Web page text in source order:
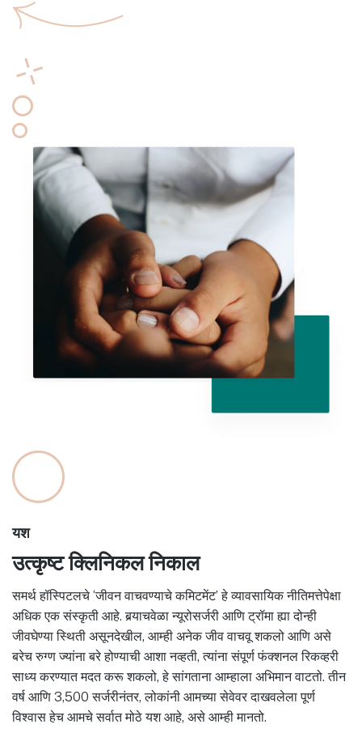
यश
उत्कृष्ट क्लिनिकल निकाल
समर्थ हॉस्पिटलचे ‘जीवन वाचवण्याचे कमिटमेंट’ हे व्यावसायिक नीतिमत्तेपेक्षा
अधिक एक संस्कृती आहे. बर्‍याचवेळा न्यूरोसर्जरी आणि ट्रॉमा ह्या दोन्ही
जीवघेण्या स्थिती असूनदेखील, आम्ही अनेक जीव वाचवू शकलो आणि असे
बरेच रुग्ण ज्यांना बरे होण्याची आशा नव्हती, त्यांना संपूर्ण फंक्शनल रिकव्हरी
साध्य करण्यात मदत करू शकलो, हे सांगताना आम्हाला अभिमान वाटतो. तीन
वर्ष आणि 3,500 सर्जरीनंतर, लोकांनी आमच्या सेवेवर दाखवलेला पूर्ण
विश्वास हेच आमचे सर्वात मोठे यश आहे, असे आम्ही मानतो.